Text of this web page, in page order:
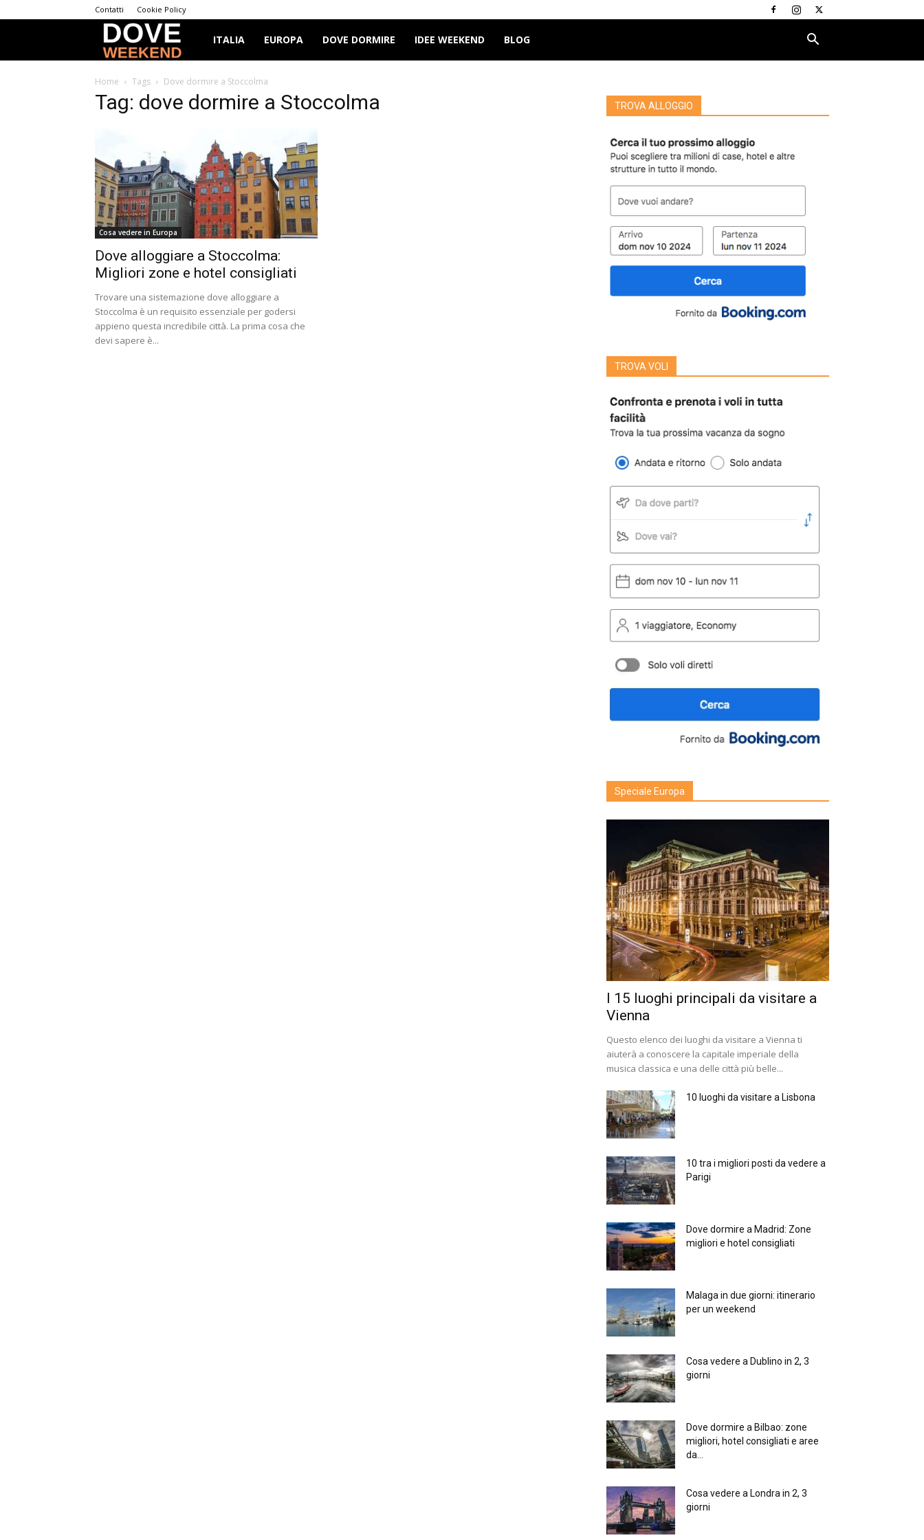
Contatti Cookie Policy
Dove
Weekend
ITALIA EUROPA DOVE DORMIRE IDEE WEEKEND BLOG
Home Tags Dove dormire a Stoccolma
Tag: dove dormire a Stoccolma
Cosa vedere in Europa
Dove alloggiare a Stoccolma:
Migliori zone e hotel consigliati
Trovare una sistemazione dove alloggiare a
Stoccolma è un requisito essenziale per godersi
appieno questa incredibile città. La prima cosa che
devi sapere è...
TROVA ALLOGGIO
TROVA VOLI
Speciale Europa
I 15 luoghi principali da visitare a
Vienna
Questo elenco dei luoghi da visitare a Vienna ti
aiuterà a conoscere la capitale imperiale della
musica classica e una delle città più belle...
10 luoghi da visitare a Lisbona
10 tra i migliori posti da vedere a
Parigi
Dove dormire a Madrid: Zone
migliori e hotel consigliati
Malaga in due giorni: itinerario
per un weekend
Cosa vedere a Dublino in 2, 3
giorni
Dove dormire a Bilbao: zone
migliori, hotel consigliati e aree
da...
Cosa vedere a Londra in 2, 3
giorni